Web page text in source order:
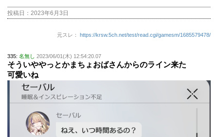
投稿日： 2023年6月3日
元スレ： https://krsw.5ch.net/test/read.cgi/gamesm/1685579478/
335: 名無し 2023/06/01(木) 12:54:20.07
そういややっとかまちょおばさんからのライン来た
可愛いね